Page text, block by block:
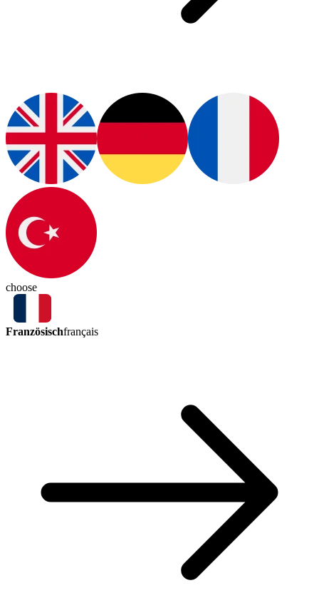
choose
Französischfrançais